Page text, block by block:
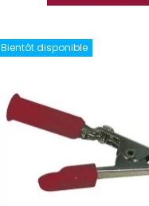
Bientôt disponible